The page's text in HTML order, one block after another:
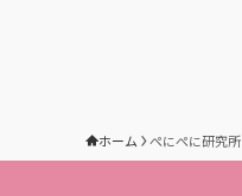
ホーム ぺにぺに研究所